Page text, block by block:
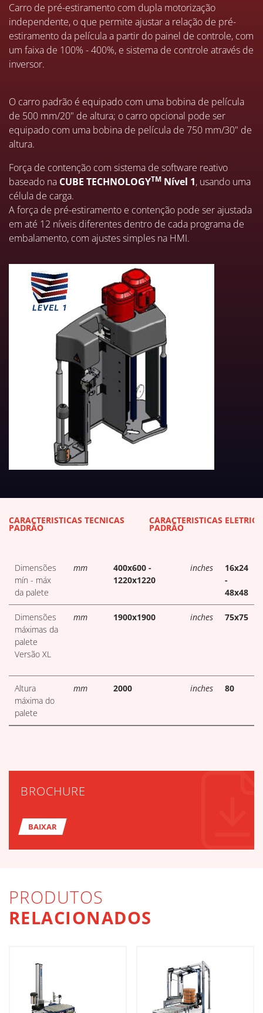
Carro de pré-estiramento com dupla motorização
independente, o que permite ajustar a relação de pré-
estiramento da película a partir do painel de controle, com
um faixa de 100% - 400%, e sistema de controle através de
inversor.
O carro padrão é equipado com uma bobina de película
de 500 mm/20" de altura; o carro opcional pode ser
equipado com uma bobina de película de 750 mm/30" de
altura.
Força de contenção com sistema de software reativo
baseado na CUBE TECHNOLOGYTM Nível 1, usando uma
célula de carga.
A força de pré-estiramento e contenção pode ser ajustada
em até 12 níveis diferentes dentro de cada programa de
embalamento, com ajustes simples na HMI.
DOWNLOADS DE TABELAS
CARACTERÍSTICAS TÉCNICAS
PADRÃO
CARACTERÍSTICAS
PADRÃO
Dimensões
mín - máx
da palete
mm
400x600 -
1220x1220
inches
16x24
-
48x48
Dimensões
máximas da
palete
Versão XL
mm 1900x1900 inches 75x75
Altura
máxima do
palete
mm 2000 inches 80
BROCHURE
BAIXAR
PRODUTOS
RELACIONADOS